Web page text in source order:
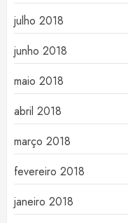
julho 2018
junho 2018
maio 2018
abril 2018
março 2018
fevereiro 2018
janeiro 2018